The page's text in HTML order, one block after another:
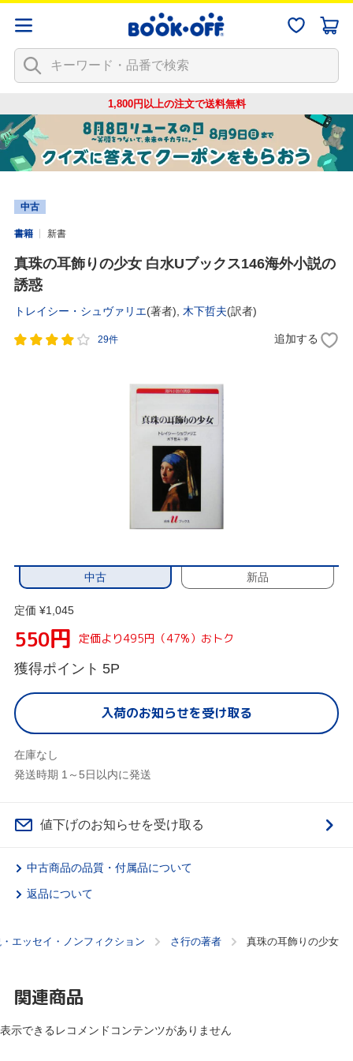
1,800円以上の注文で送料無料
中古
書籍 新書
真珠の耳飾りの少女 白水Uブックス146海外小説の
誘惑
トレイシー・シュヴァリエ(著者), 木下哲夫(訳者)
29件 追加する
中古 新品
定価 ¥1,045
550円 定価より495円（47%）おトク
獲得ポイント 5P
入荷のお知らせを受け取る
在庫なし
発送時期 1～5日以内に発送
値下げのお知らせを受け取る
中古商品の品質・付属品について
返品について
エッセイ・ノンフィクション さ行の著者 真珠の耳飾りの少女
関連商品
表示できるレコメンドコンテンツがありません